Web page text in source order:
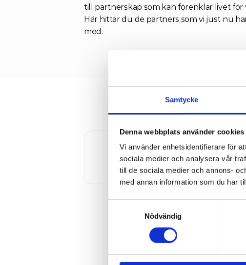
Samtycke
Denna webbplats använder cookies
Vi använder enhetsidentifierare för
sociala medier och analysera vår
till de sociala medier och annons-
med annan information som du har
Nödvändig
till partnerskap som kan förenklar livet för
Här hittar du de partners som vi just nu
med.